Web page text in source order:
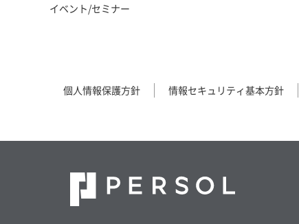
イベント/セミナー
個人情報保護方針 情報セキュリティ基本方針